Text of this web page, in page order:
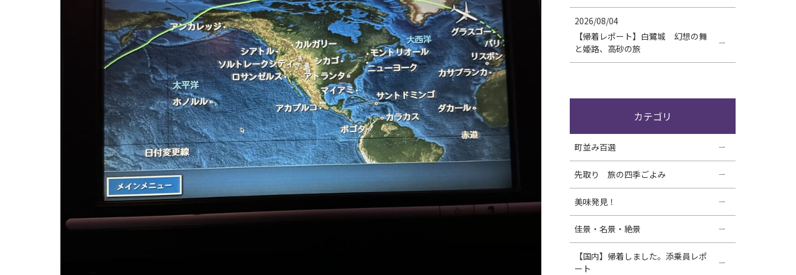
2026/08/04
【帰着レポート】白鷺城 幻想の舞
と姫路、高砂の旅
カテゴリ
町並み百選
先取り 旅の四季ごよみ
美味発見！
佳景・名景・絶景
【国内】帰着しました。添乗員レポ
ート